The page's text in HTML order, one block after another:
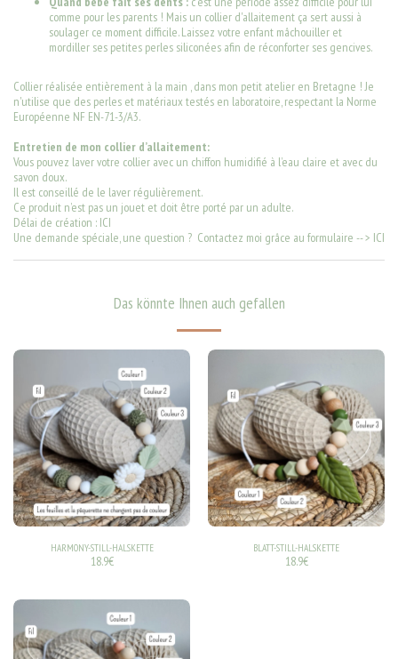
comme pour les parents ! Mais un collier d'allaitement ça sert aussi à
soulager ce moment difficile. Laissez votre enfant mâchouiller et
mordiller ses petites perles siliconées afin de réconforter ses gencives.
Collier réalisée entièrement à la main , dans mon petit atelier en Bretagne ! Je
n'utilise que des perles et matériaux testés en laboratoire, respectant la Norme
Européenne NF EN-71-3/A3.
Entretien de mon collier d’allaitement:
Vous pouvez laver votre collier avec un chiffon humidifié à l’eau claire et avec du
savon doux.
Il est conseillé de le laver régulièrement.
Ce produit n’est pas un jouet et doit être porté par un adulte.
Délai de création : ICI
Une demande spéciale, une question ? Contactez moi grâce au formulaire -- > ICI
Das könnte Ihnen auch gefallen
HARMONY-STILL-HALSKETTE
18.9€
BLATT-STILL-HALSKETTE
18.9€